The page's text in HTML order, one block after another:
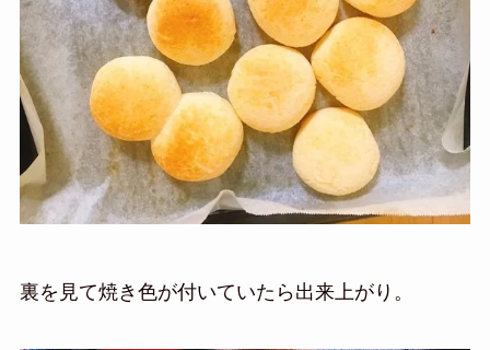
裏を見て焼き色が付いていたら出来上がり。